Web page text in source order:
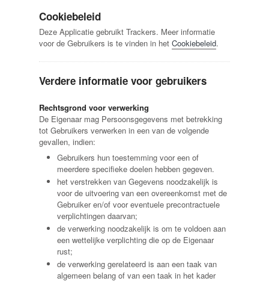
Cookiebeleid
Deze Applicatie gebruikt Trackers. Meer informatie
voor de Gebruikers is te vinden in het Cookiebeleid.
Verdere informatie voor gebruikers
Rechtsgrond voor verwerking
De Eigenaar mag Persoonsgegevens met betrekking
tot Gebruikers verwerken in een van de volgende
gevallen, indien:
Gebruikers hun toestemming voor een of
meerdere specifieke doelen hebben gegeven.
het verstrekken van Gegevens noodzakelijk is
voor de uitvoering van een overeenkomst met de
Gebruiker en/of voor eventuele precontractuele
verplichtingen daarvan;
de verwerking noodzakelijk is om te voldoen aan
een wettelijke verplichting die op de Eigenaar
rust;
de verwerking gerelateerd is aan een taak van
algemeen belang of van een taak in het kader